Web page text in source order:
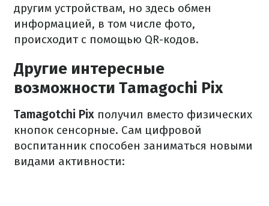
другим устройствам, но здесь обмен
информацией, в том числе фото,
происходит с помощью QR-кодов.
Другие интересные
возможности Tamagochi Pix
Tamagotchi Pix получил вместо физических
кнопок сенсорные. Сам цифровой
воспитанник способен заниматься новыми
видами активности: